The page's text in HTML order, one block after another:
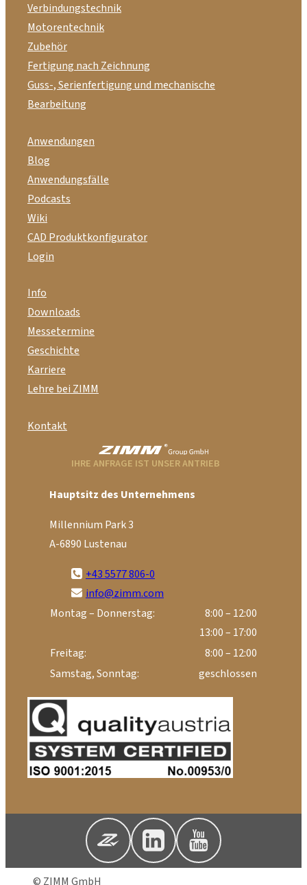
Verbindungstechnik
Motorentechnik
Zubehör
Fertigung nach Zeichnung
Guss-, Serienfertigung und mechanische
Bearbeitung
Anwendungen
Blog
Anwendungsfälle
Podcasts
Wiki
CAD Produktkonfigurator
Login
Info
Downloads
Messetermine
Geschichte
Karriere
Lehre bei ZIMM
Kontakt
IHRE ANFRAGE IST UNSER ANTRIEB
Hauptsitz des Unternehmens
Millennium Park 3
A-6890 Lustenau
+43 5577 806-0
info@zimm.com
Montag – Donnerstag:
8:00 – 12:00
13:00 – 17:00
Freitag:
8:00 – 12:00
Samstag, Sonntag:
geschlossen
© ZIMM GmbH